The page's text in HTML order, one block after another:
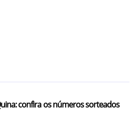
confira os números sorteados